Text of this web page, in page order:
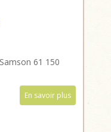
61 150
En savoir plus